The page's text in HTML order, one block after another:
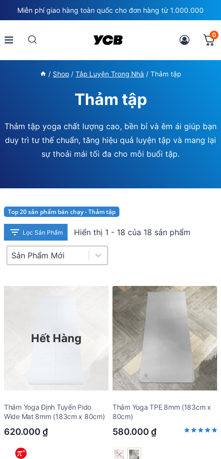
to
content
Miễn phí giao hàng toàn quốc cho đơn hàng từ 1.000.000
0
/ Shop / Tập Luyện Trong Nhà / Thảm tập
Thảm tập
Thảm tập yoga chất lượng cao, bền bỉ và êm ái giúp bạn
duy trì tư thế chuẩn, tăng hiệu quả luyện tập và mang lại
sự thoải mái tối đa cho mỗi buổi tập.
Top 20 sản phẩm bán chạy - Thảm tập
Lọc Sản Phẩm Hiển thị 1 - 18 của 18 sản phẩm
Product Sort
Sort content
Hết Hàng
Thảm Yoga Định Tuyến Pido
Wide Mat 8mm (183cm x 80cm)
620.000 ₫
Thảm Yoga TPE 8mm (183cm x
80cm)
580.000 ₫